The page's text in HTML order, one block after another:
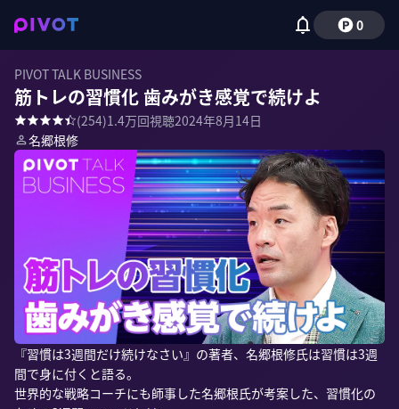
0
PIVOT TALK BUSINESS
筋トレの習慣化 歯みがき感覚で続けよ
(254)1.4万回視聴2024年8月14日
名郷根修
『習慣は3週間だけ続けなさい』の著者、名郷根修氏は習慣は3週
間で身に付くと語る。
世界的な戦略コーチにも師事した名郷根氏が考案した、習慣化の